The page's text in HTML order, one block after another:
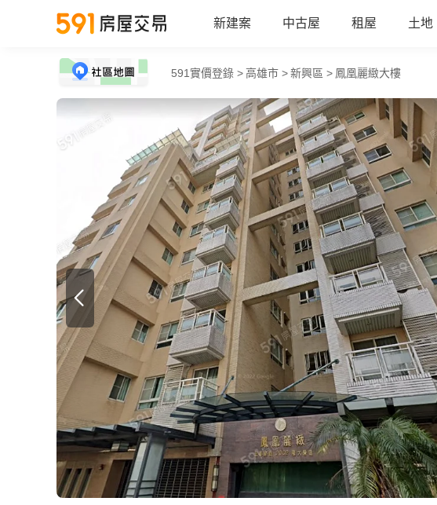
新建案 中古屋 租屋 土地
591實價登錄 >高雄市 >新興區 > 鳳凰麗緻大樓